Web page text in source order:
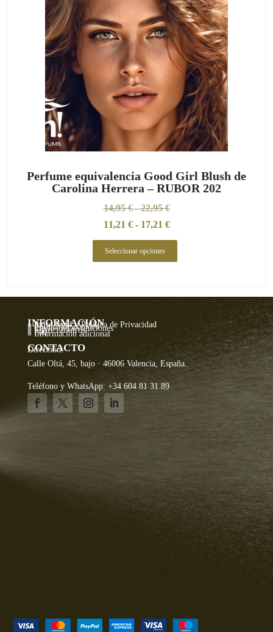
Perfume equivalencia Good Girl Blush de
Carolina Herrera – RUBOR 202
14,95€ - 22,95€
11,21 € - 17,21 €
Seleccionar opciones
INFORMACIÓN
» Aviso legal y Política de Privacidad
» Política de cookies
» Envíos y Devoluciones
» Sobre nosotros
» Faq
» Información adicional
CONTACTO
Dirección:
Calle Oltá, 45, bajo · 46006 Valencia, España.
Teléfono y WhatsApp: +34 604 81 31 89